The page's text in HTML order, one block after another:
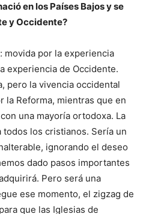
en los Países Bajos y se
y Occidente?
movida por la experiencia
experiencia de Occidente.
pero la vivencia occidental
la Reforma, mientras que en
una mayoría ortodoxa. La
los cristianos. Sería un
ignorando el deseo
dado pasos importantes
Pero será una
ese momento, el zigzag de
que las Iglesias de